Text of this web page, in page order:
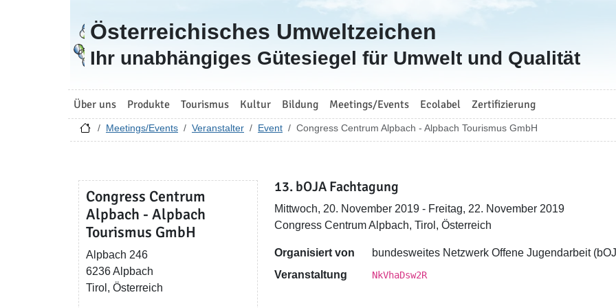
Zur Startseite
Österreichisches Umweltzeichen
Ihr unabhängiges Gütesiegel für Umwelt und Qualität
Über uns Produkte Tourismus Kultur Bildung Meetings/Events Ecolabel Zertifizierung
Meetings/Events Veranstalter Event Congress Centrum Alpbach - Alpbach Tourismus GmbH
Congress Centrum
Alpbach - Alpbach
Tourismus GmbH
Alpbach 246
6236 Alpbach
Tirol, Österreich
13. bOJA Fachtagung
Mittwoch, 20. November 2019 - Freitag, 22. November 2019
Congress Centrum Alpbach, Tirol, Österreich
Organisiert von
bundesweites Netzwerk Offene Jugendarbeit
Veranstaltung
NkVhaDsw2R